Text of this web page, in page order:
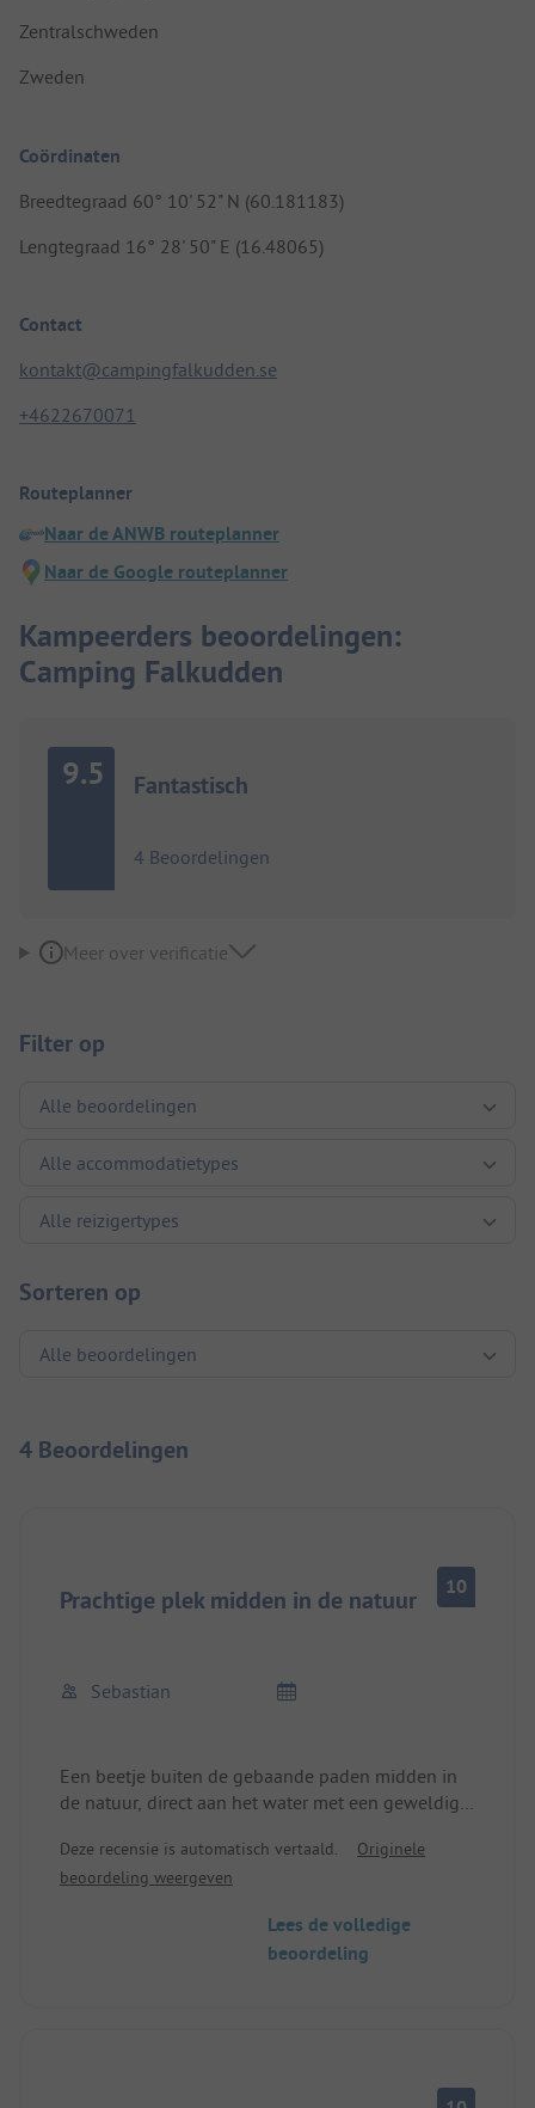
Zentralschweden
Zweden
Coördinaten
Breedtegraad 60° 10' 52" N (60.181183)
Lengtegraad 16° 28' 50" E (16.48065)
Contact
kontakt@campingfalkudden.se
+4622670071
Routeplanner
Naar de ANWB routeplanner
Naar de Google routeplanner
Kampeerders beoordelingen:
Camping Falkudden
9.5 Fantastisch
4 Beoordelingen
Meer over verificatie
Filter op
Sorteren op
4 Beoordelingen
Prachtige plek midden in de natuur 10
Sebastian
Een beetje buiten de gebaande paden midden in
de natuur, direct aan het water met een geweldige
dikke pluim voor de Nederlandse uitbaters, we
voelden ons erg op ons gemak en bedankt voor
camper! Het sanitair was altijd schoon en goed
onderhouden! p.s. De Pommes Spezial zijn de
Deze recensie is automatisch vertaald.
Originele
beoordeling weergeven
Lees de volledige
beoordeling